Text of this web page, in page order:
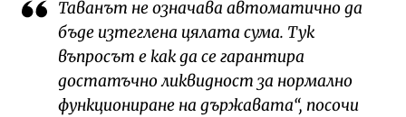
Таванът не означава автоматично да
бъде изтеглена цялата сума. Тук
въпросът е как да се гарантира
достатъчно ликвидност за нормално
функциониране на държавата“, посочи